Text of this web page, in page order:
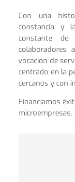
Con una
constancia y
constante
colaboradores
vocación de
centrado en la
cercanos y con
Financiamos
microempresas.